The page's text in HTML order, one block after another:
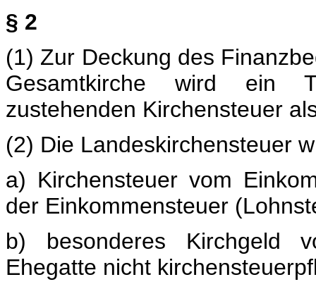
§ 2
(1) Zur Deckung des
Gesamtkirche wird ein
zustehenden Kirchensteuer
(2) Die Landeskirchensteuer
a) Kirchensteuer vom
der Einkommensteuer
b) besonderes Kirchgeld
Ehegatte nicht